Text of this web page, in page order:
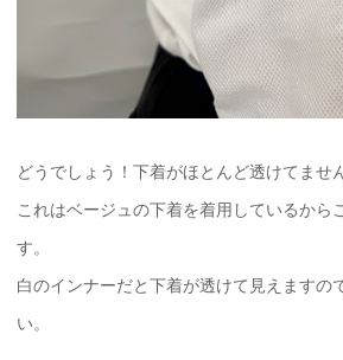
どうでしょう！下着がほとんど透けてませ
これはベージュの下着を着用しているから
す。
白のインナーだと下着が透けて見えますの
い。